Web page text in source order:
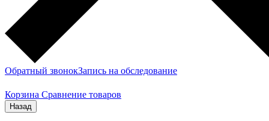
Обратный звонокЗапись на обследование
Корзина Сравнение товаров
Назад